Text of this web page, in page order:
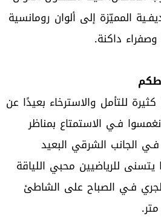
المميّزة إلى ألوان رومانسية
وصفراء داكنة.
للتأمل والاسترخاء بعيدًا عن
فـي الاستمتاع بمناظر
الجانب الشرقي البعيد
يتسنى للرياضيين محبي اللياقة
فـي الصباح على الشاطئ